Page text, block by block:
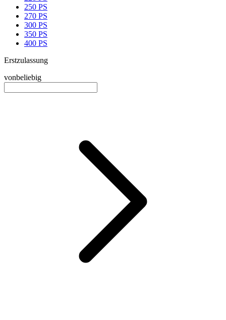
250 PS
270 PS
300 PS
350 PS
400 PS
Erstzulassung
vonbeliebig